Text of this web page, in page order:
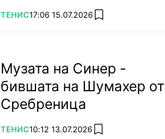
ПОВЕЧЕ ОТ
ТЕНИС17:06 15.07.2026 add favorites
Музата на Синер -
бившата на Шумахер от
Сребреница
ПОВЕЧЕ ОТ
ТЕНИС10:12 13.07.2026 add favorites